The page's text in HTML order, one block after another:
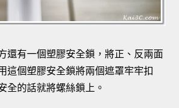
還有一個塑膠安全鎖，將正、反兩面
這個塑膠安全鎖將兩個遮罩牢牢扣
全的話就將螺絲鎖上。